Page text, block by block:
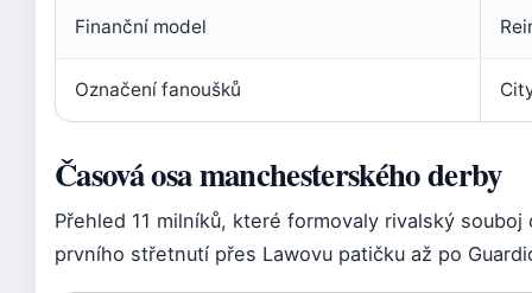
Finanční model
Označení fanoušků
Časová osa manchesterského derby
Přehled 11 milníků, které formovaly rivalský
prvního střetnutí přes Lawovu patičku až po